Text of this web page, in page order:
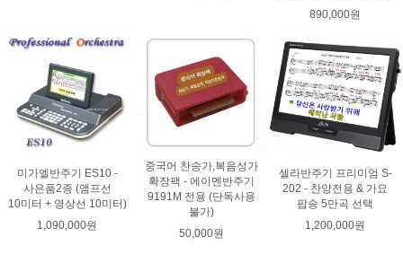
890,000원
미가엘반주기 ES10 -
사은품2종 (앰프선
10미터 + 영상선 10미터)
1,090,000원
중국어 찬송가,복음성가
확장팩 - 에이멘반주기
9191M 전용 (단독사용
불가)
50,000원
셀라반주기 프리미엄 S-
202 - 찬양전용 & 가요
팝송 5만곡 선택
1,200,000원